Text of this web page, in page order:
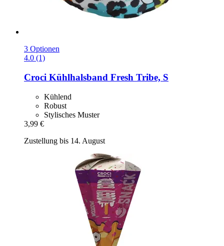
3 Optionen
4.0 (1)
Croci Kühlhalsband Fresh Tribe, S
Kühlend
Robust
Stylisches Muster
3,99 €
Zustellung bis 14. August